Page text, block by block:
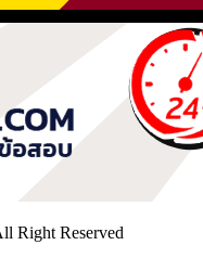
Right Reserved